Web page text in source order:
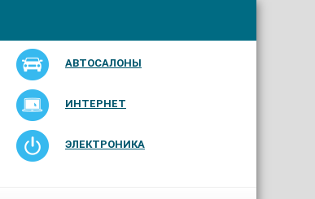
АВТОСАЛОНЫ
ИНТЕРНЕТ
ЭЛЕКТРОНИКА